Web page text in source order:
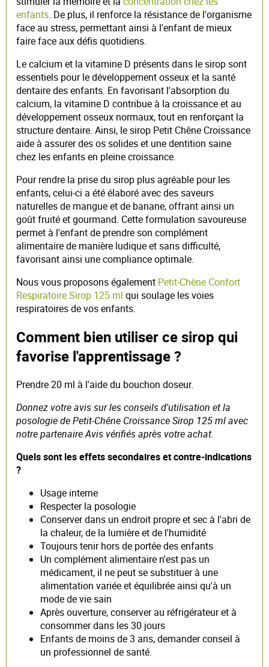
enfants. De plus, il renforce la résistance de l'organisme
face au stress, permettant ainsi à l'enfant de mieux
faire face aux défis quotidiens.
Le calcium et la vitamine D présents dans le sirop sont
essentiels pour le développement osseux et la santé
dentaire des enfants. En favorisant l'absorption du
calcium, la vitamine D contribue à la croissance et au
développement osseux normaux, tout en renforçant la
structure dentaire. Ainsi, le sirop Petit Chêne Croissance
aide à assurer des os solides et une dentition saine
chez les enfants en pleine croissance.
Pour rendre la prise du sirop plus agréable pour les
enfants, celui-ci a été élaboré avec des saveurs
naturelles de mangue et de banane, offrant ainsi un
goût fruité et gourmand. Cette formulation savoureuse
permet à l'enfant de prendre son complément
alimentaire de manière ludique et sans difficulté,
favorisant ainsi une compliance optimale.
Nous vous proposons également Petit-Chêne Confort
Respiratoire Sirop 125 ml qui soulage les voies
respiratoires de vos enfants.
Comment bien utiliser ce sirop qui
favorise l'apprentissage ?
Prendre 20 ml à l'aide du bouchon doseur.
Donnez votre avis sur les conseils d'utilisation et la
posologie de Petit-Chêne Croissance Sirop 125 ml avec
notre partenaire Avis vérifiés après votre achat.
Quels sont les effets secondaires et contre-indications
?
Usage interne
Respecter la posologie
Conserver dans un endroit propre et sec à l'abri de
la chaleur, de la lumière et de l'humidité
Toujours tenir hors de portée des enfants
Un complément alimentaire n'est pas un
médicament, il ne peut se substituer à une
alimentation variée et équilibrée ainsi qu'à un
mode de vie sain
Après ouverture, conserver au réfrigérateur et à
consommer dans les 30 jours
Enfants de moins de 3 ans, demander conseil à
un professionnel de santé.